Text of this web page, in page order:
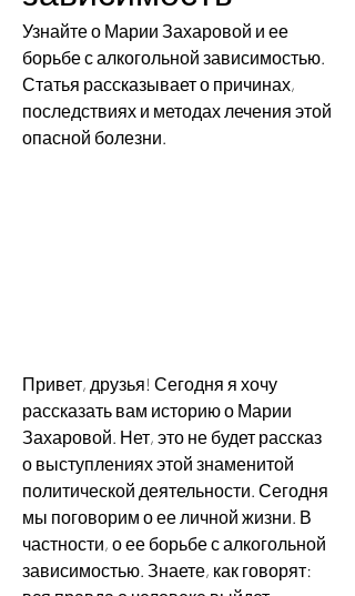
Узнайте о Марии Захаровой и ее
борьбе с алкогольной зависимостью.
Статья рассказывает о причинах,
последствиях и методах лечения этой
опасной болезни.
Привет, друзья! Сегодня я хочу
рассказать вам историю о Марии
Захаровой. Нет, это не будет рассказ
о выступлениях этой знаменитой
политической деятельности. Сегодня
мы поговорим о ее личной жизни. В
частности, о ее борьбе с алкогольной
зависимостью. Знаете, как говорят: